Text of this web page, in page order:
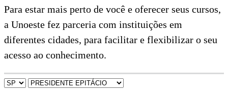
Para estar mais perto de você e oferecer seus cursos,
a Unoeste fez parceria com instituições em
diferentes cidades, para facilitar e flexibilizar o seu
acesso ao conhecimento.